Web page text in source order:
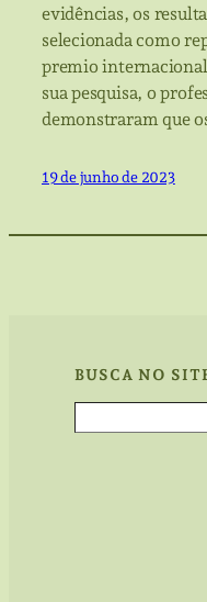
evidências, os
selecionada como
premio
sua pesquisa, o
demonstraram que
19 de junho de 2023
BUSCA NO